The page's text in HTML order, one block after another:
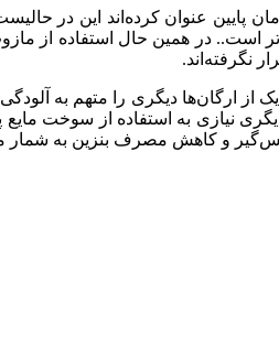
درصد رسید و از متوسط جهانی بالاتر است..
نگرفته‌اند.
از ارگان‌ها دیگری را متهم به
نیازی به استفاده از سوخت مایع
و کاهش مصرف بنزین به شمار